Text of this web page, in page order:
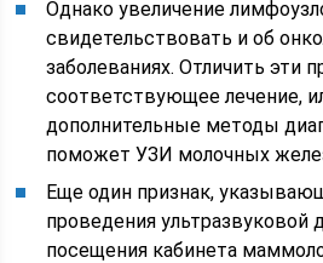
Однако увеличение
свидетельствовать и об
заболеваниях. Отличить эти
соответствующее лечение,
дополнительные методы
поможет УЗИ молочных
Еще один признак,
проведения ультразвуковой
посещения кабинета